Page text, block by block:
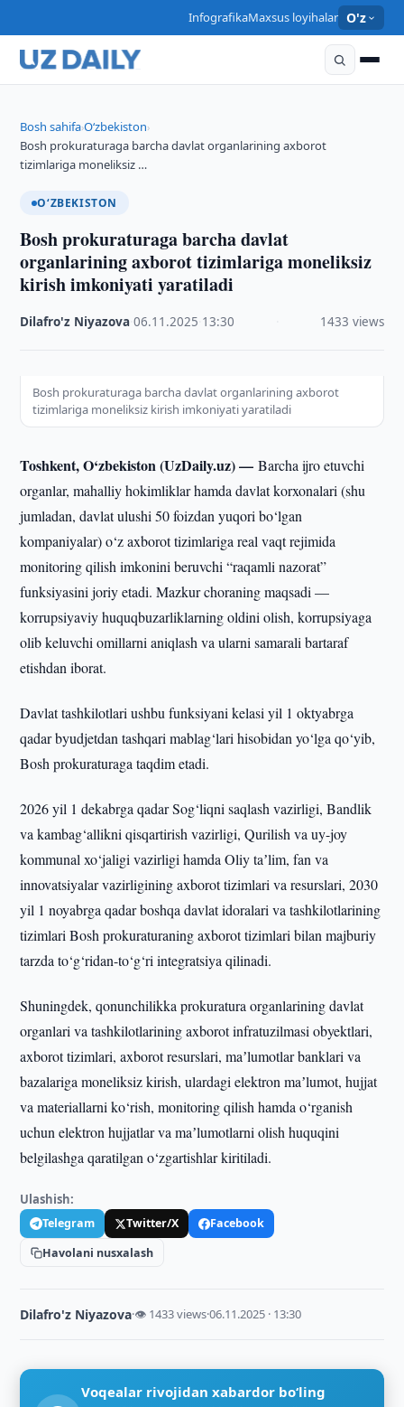
InfografikaMaxsus loyihalar O'z
Bosh sahifa›O‘zbekiston›
Bosh prokuraturaga barcha davlat organlarining axborot
tizimlariga moneliksiz …
O‘ZBEKISTON
Bosh prokuraturaga barcha davlat
organlarining axborot tizimlariga moneliksiz
kirish imkoniyati yaratiladi
Dilafro'z Niyazova ·06.11.2025 13:30 1433 views
Bosh prokuraturaga barcha davlat organlarining axborot
tizimlariga moneliksiz kirish imkoniyati yaratiladi
Toshkent, O‘zbekiston (UzDaily.uz) —Barcha ijro etuvchi
organlar, mahalliy hokimliklar hamda davlat korxonalari (shu
jumladan, davlat ulushi 50 foizdan yuqori bo‘lgan
kompaniyalar) o‘z axborot tizimlariga real vaqt rejimida
monitoring qilish imkonini beruvchi “raqamli nazorat”
funksiyasini joriy etadi. Mazkur choraning maqsadi —
korrupsiyaviy huquqbuzarliklarning oldini olish, korrupsiyaga
olib keluvchi omillarni aniqlash va ularni samarali bartaraf
etishdan iborat.
Davlat tashkilotlari ushbu funksiyani kelasi yil 1 oktyabrga
qadar byudjetdan tashqari mablag‘lari hisobidan yo‘lga qo‘yib,
Bosh prokuraturaga taqdim etadi.
2026 yil 1 dekabrga qadar Sog‘liqni saqlash vazirligi, Bandlik
va kambag‘allikni qisqartirish vazirligi, Qurilish va uy-joy
kommunal xo‘jaligi vazirligi hamda Oliy taʼlim, fan va
innovatsiyalar vazirligining axborot tizimlari va resurslari, 2030
yil 1 noyabrga qadar boshqa davlat idoralari va tashkilotlarining
tizimlari Bosh prokuraturaning axborot tizimlari bilan majburiy
tarzda to‘g‘ridan-to‘g‘ri integratsiya qilinadi.
Shuningdek, qonunchilikka prokuratura organlarining davlat
organlari va tashkilotlarining axborot infratuzilmasi obyektlari,
axborot tizimlari, axborot resurslari, maʼlumotlar banklari va
bazalariga moneliksiz kirish, ulardagi elektron maʼlumot, hujjat
va materiallarni ko‘rish, monitoring qilish hamda o‘rganish
uchun elektron hujjatlar va maʼlumotlarni olish huquqini
belgilashga qaratilgan o‘zgartishlar kiritiladi.
Ulashish:
Telegram Twitter/X
Facebook
Havolani nusxalash
Dilafro'z Niyazova·👁 1433 views·06.11.2025 · 13:30
Voqealar rivojidan xabardor bo‘ling